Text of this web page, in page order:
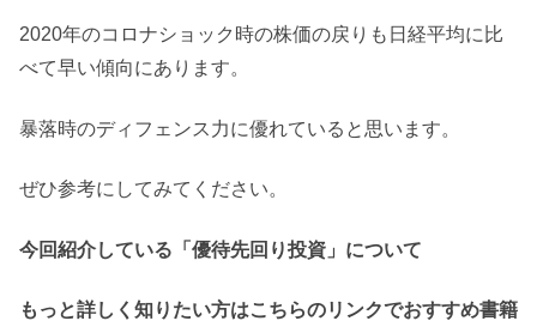
2020年のコロナショック時の株価の戻りも日経平均に比
べて早い傾向にあります。
暴落時のディフェンス力に優れていると思います。
ぜひ参考にしてみてください。
今回紹介している「優待先回り投資」について
もっと詳しく知りたい方はこちらのリンクでおすすめ書籍